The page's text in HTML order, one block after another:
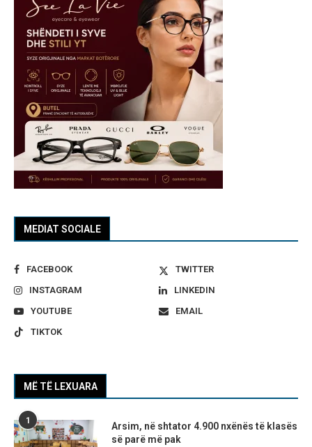
MEDIAT SOCIALE
FACEBOOK
TWITTER
INSTAGRAM
LINKEDIN
YOUTUBE
EMAIL
TIKTOK
MË TË LEXUARA
1
Arsim, në shtator 4.900 nxënës të klasës
së parë më pak